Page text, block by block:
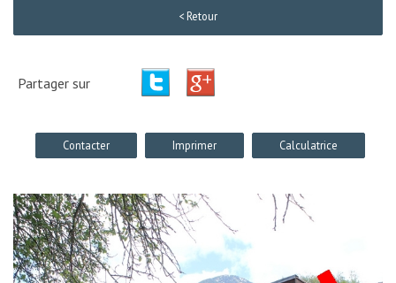
< Retour
Partager sur
Contacter Imprimer Calculatrice